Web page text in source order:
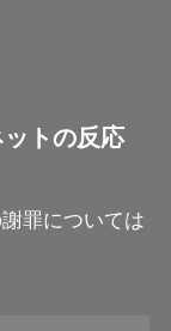
トの反応
罪については